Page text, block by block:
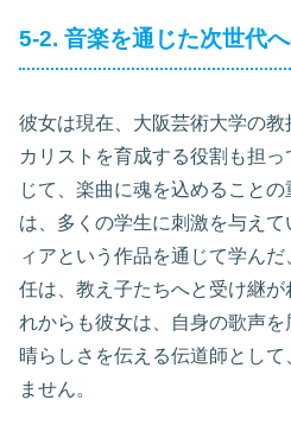
5-2. 音楽を通じた次世代
彼女は現在、大阪芸術大学の
カリストを育成する役割も担
じて、楽曲に魂を込めること
は、多くの学生に刺激を与え
ィアという作品を通じて学ん
任は、教え子たちへと受け継が
れからも彼女は、自身の歌声
晴らしさを伝える伝道師とし
ません。